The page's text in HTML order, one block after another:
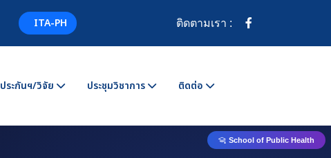
ITA-PH ติดตามเรา :
ประกันฯ/วิจัย ประชุมวิชาการ ติดต่อ
School of Public Health